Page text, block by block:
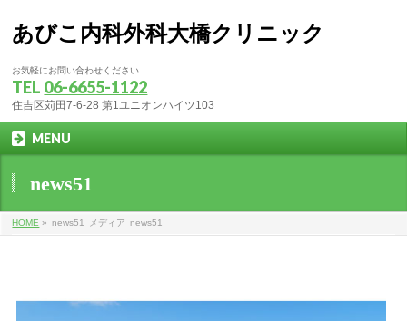
あびこ内科外科大橋クリニック
お気軽にお問い合わせください
TEL 06-6655-1122
住吉区苅田7-6-28 第1ユニオンハイツ103
MENU
news51
HOME » news51 メディア news51